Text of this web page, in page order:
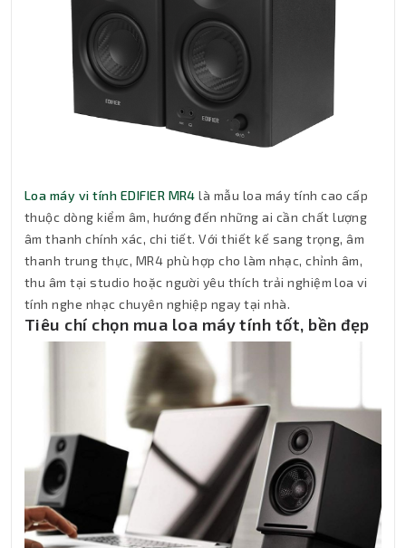
Loa máy vi tính EDIFIER MR4 là mẫu loa máy tính cao cấp
thuộc dòng kiểm âm, hướng đến những ai cần chất lượng
âm thanh chính xác, chi tiết. Với thiết kế sang trọng, âm
thanh trung thực, MR4 phù hợp cho làm nhạc, chỉnh âm,
thu âm tại studio hoặc người yêu thích trải nghiệm loa vi
tính nghe nhạc chuyên nghiệp ngay tại nhà.
Tiêu chí chọn mua loa máy tính tốt, bền đẹp